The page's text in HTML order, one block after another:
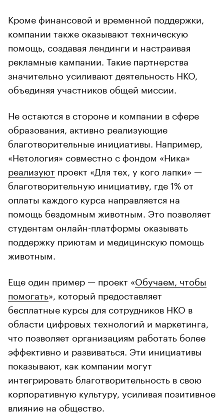
Кроме финансовой и временной поддержки,
компании также оказывают техническую
помощь, создавая лендинги и настраивая
рекламные кампании. Такие партнерства
значительно усиливают деятельность НКО,
объединяя участников общей миссии.
Не остаются в стороне и компании в сфере
образования, активно реализующие
благотворительные инициативы. Например,
«Нетология» совместно с фондом «Ника»‎
реализуют проект «Для тех, у кого лапки»‎ —
благотворительную инициативу, где 1% от
оплаты каждого курса направляется на
помощь бездомным животным. Это позволяет
студентам онлайн-платформы оказывать
поддержку приютам и медицинскую помощь
животным.
Еще один пример — проект «Обучаем, чтобы
помогать», который предоставляет
бесплатные курсы для сотрудников НКО в
области цифровых технологий и маркетинга,
что позволяет организациям работать более
эффективно и развиваться. Эти инициативы
показывают, как компании могут
интегрировать благотворительность в свою
корпоративную культуру, усиливая позитивное
влияние на общество.